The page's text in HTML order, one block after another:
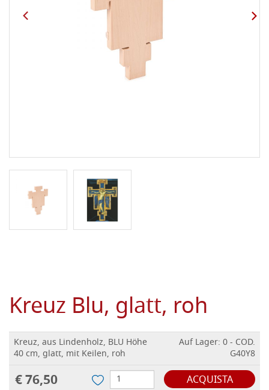
Kreuz Blu, glatt, roh
Kreuz, aus Lindenholz, BLU Höhe
40 cm, glatt, mit Keilen, roh
Auf Lager: 0 - COD.
G40Y8
€ 76,50 ACQUISTA